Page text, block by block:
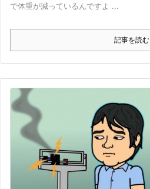
で体重が減っているんですよ ...
記事を読む